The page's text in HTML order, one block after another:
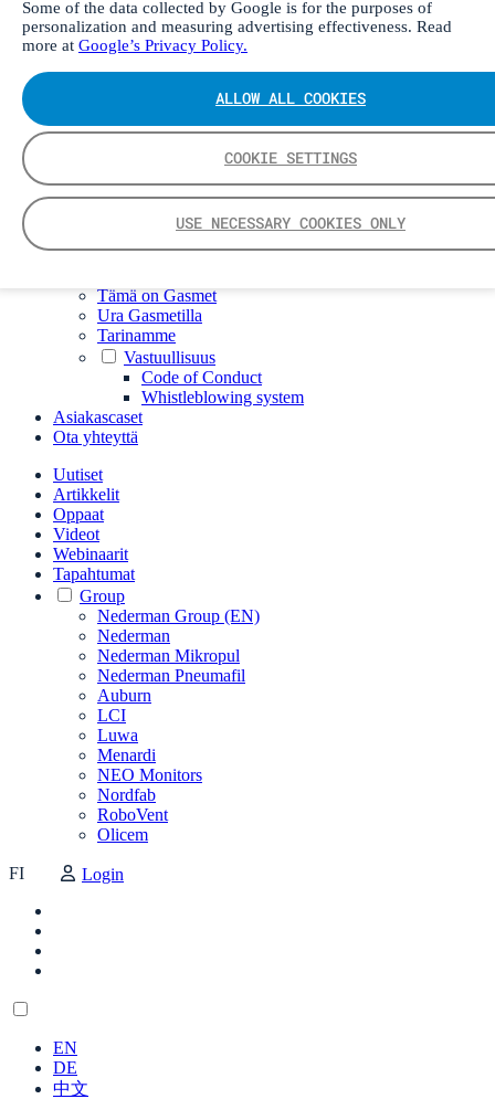
Some of the data collected by Google is for the purposes of
personalization and measuring advertising effectiveness. Read
more at Google’s Privacy Policy.
COOKIE SETTINGS
USE NECESSARY COOKIES ONLY
ALLOW ALL COOKIES
DX4015
Kannettava näytteenottojärjestelmä
Gasmet-kalibrointilaite
Digitaaliset tuotteet
Insight digitaalinen ratkaisu
Calcmet ohjelmisto
Huolto
CVAF
Työkalut
Gasmetin älypuhelinsovellus
Spektrikirjasto
Tämä on Gasmet
Ura Gasmetilla
Tarinamme
Vastuullisuus
Code of Conduct
Whistleblowing system
Asiakascaset
Ota yhteyttä
Uutiset
Artikkelit
Oppaat
Videot
Webinaarit
Tapahtumat
Group
Nederman Group (EN)
Nederman
Nederman Mikropul
Nederman Pneumafil
Auburn
LCI
Luwa
Menardi
NEO Monitors
Nordfab
RoboVent
Olicem
FI Login
EN
DE
中文